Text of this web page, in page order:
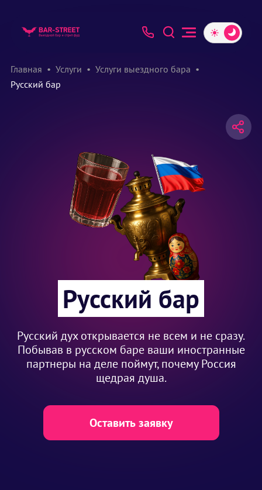
Главная Услуги
Услуги выездного бара
Русский бар
Русский бар
Русский дух открывается не всем и не сразу.
Побывав в русском баре ваши иностранные
партнеры на деле поймут, почему Россия
щедрая душа.
Оставить заявку